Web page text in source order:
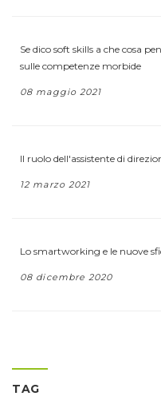
Se dico soft skills a che cosa
sulle competenze morbide
08 maggio 2021
Il ruolo dell'assistente di
12 marzo 2021
Lo smartworking e le nuove
08 dicembre 2020
TAG